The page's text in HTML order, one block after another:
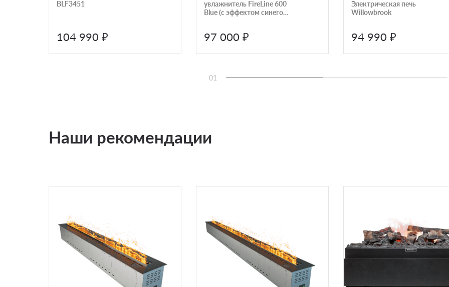
BLF3451
104 990 ₽
увлажнитель FireLine 600
Blue (с эффектом cинего
97 000 ₽
Электрическая печь
Willowbrook
94 990 ₽
01
Наши рекомендации